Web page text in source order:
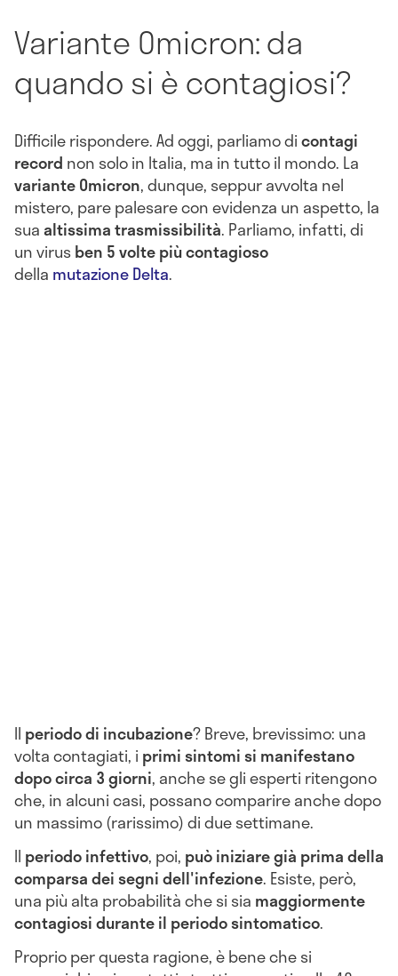
Variante Omicron: da
quando si è contagiosi?
Difficile rispondere. Ad oggi, parliamo dicontagi
record non solo in Italia, ma in tutto il mondo. La
variante Omicron, dunque, seppur avvolta nel
mistero, pare palesare con evidenza un aspetto, la
suaaltissimatrasmissibilità. Parliamo, infatti, di
un virusben 5 volte più contagioso
della mutazione Delta.
Il periodo di incubazione? Breve, brevissimo: una
volta contagiati, i primi sintomi si manifestano
dopo circa 3 giorni, anche se gli esperti ritengono
che, in alcuni casi, possano comparire anche dopo
un massimo (rarissimo) di due settimane.
Il periodo infettivo, poi, può iniziare già prima della
comparsa dei segni dell'infezione. Esiste, però,
una più alta probabilità che si sia maggiormente
contagiosi durante il periodo sintomatico.
Proprio per questa ragione, è bene che si